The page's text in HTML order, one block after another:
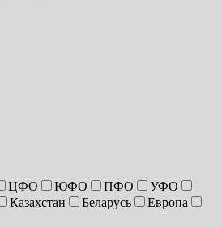
ЦФО ЮФО ПФО
УФО
Казахстан Беларусь
Европа